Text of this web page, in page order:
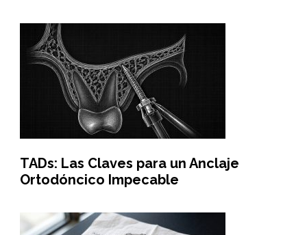
TADs: Las Claves para un Anclaje
Ortodóncico Impecable